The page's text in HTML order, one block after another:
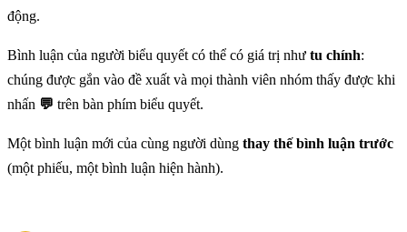
động.
Bình luận của người biểu quyết có thể có giá trị như tu chính:
chúng được gắn vào đề xuất và mọi thành viên nhóm thấy được khi
nhấn 💬 trên bàn phím biểu quyết.
Một bình luận mới của cùng người dùng thay thế bình luận trước
(một phiếu, một bình luận hiện hành).